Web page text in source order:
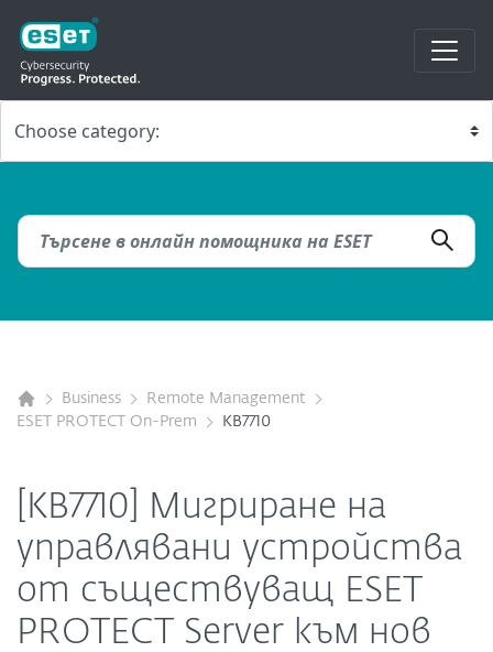
Business
Remote Management
ESET PROTECT On-Prem
KB7710
[KB7710] Мигриране на
управлявани устройства
от съществуващ ESET
PROTECT Server към нов